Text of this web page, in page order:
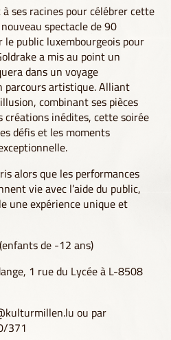
ses racines pour célébrer cette
spectacle de 90
public luxembourgeois pour
a mis au point un
dans un voyage
parcours artistique. Alliant
combinant ses pièces
créations inédites, cette soirée
défis et les moments
alors que les performances
vie avec l’aide du public,
une expérience unique et
de -12 ans)
1 rue du Lycée à L-8508
ou par
371